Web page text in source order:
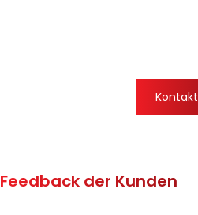
Kontakt
Feedback der Kunden